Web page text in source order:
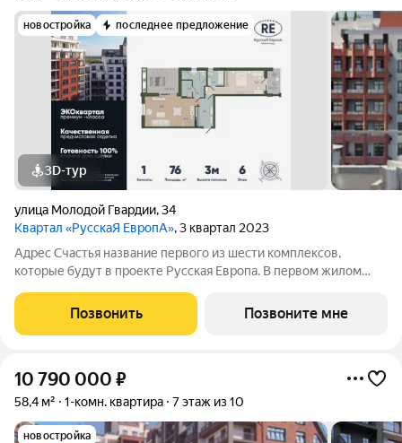
новостройка последнее предложение
3D-тур
улица Молодой Гвардии,34
Квартал «РусскаЯ ЕвропА», 3 квартал 2023
Адрес Счастья название первого из шести комплексов,
которые будут в проекте Русская Европа. В первом жилом
России и соседствующих европейских.
Позвонить Позвоните мне
10 790 000 ₽
58,4 м² 1-комн. квартира 7 этаж из 10
новостройка